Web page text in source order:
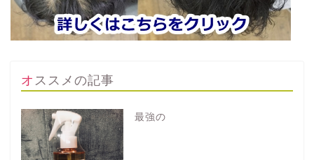
オススメの記事
最強の